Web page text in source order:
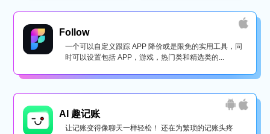
Follow
一个可以自定义跟踪 APP 降价或是限免的实用工具，同
时可以设置包括 APP，游戏，热门类和精选类的...
AI 趣记账
让记账变得像聊天一样轻松！ 还在为繁琐的记账头疼